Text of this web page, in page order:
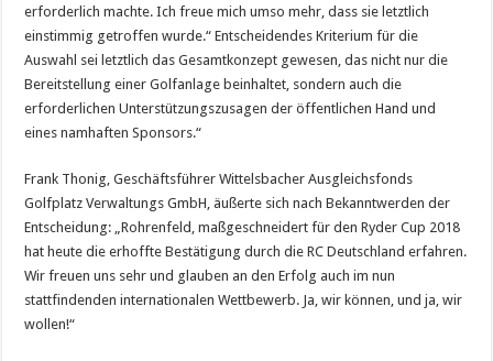
erforder­lich machte. Ich freue mich umso mehr, dass sie letztlich
einstimmig getroffen wurde.“ Entscheidendes Kriterium für die
Auswahl sei letzt­lich das Gesamtkonzept gewesen, das nicht nur die
Bereitstellung einer Golfanlage beinhaltet, sondern auch die
erforderlichen Unterstützungs­zusagen der öffentlichen Hand und
eines namhaften Sponsors.“
Frank Thonig, Geschäftsführer Wittelsbacher Ausgleichsfonds
Golfplatz Verwaltungs GmbH, äußerte sich nach Bekanntwerden der
Entschei­dung: „Rohrenfeld, maßgeschneidert für den Ryder Cup 2018
hat heute die erhoffte Bestätigung durch die RC Deutschland erfahren.
Wir freuen uns sehr und glauben an den Erfolg auch im nun
stattfindenden internationalen Wettbewerb. Ja, wir können, und ja, wir
wollen!“